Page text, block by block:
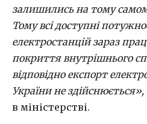
залишились на тому
Тому всі доступні
електростанцій зараз
покриття внутрішнього
відповідно експорт
України не здійснюється»,
в міністерстві.